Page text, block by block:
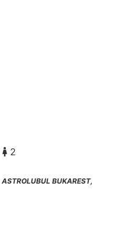
2
ASTROLUBUL BUKAREST,